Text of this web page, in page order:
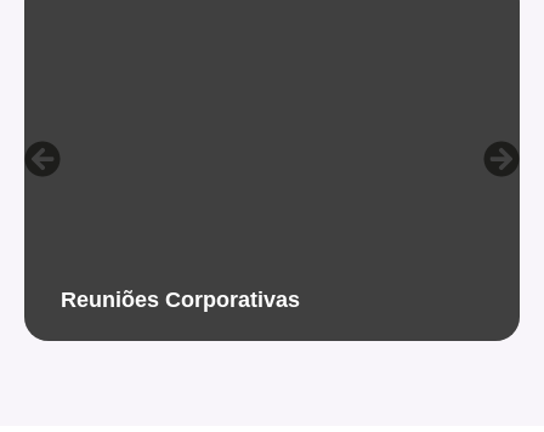
Reuniões Corporativas